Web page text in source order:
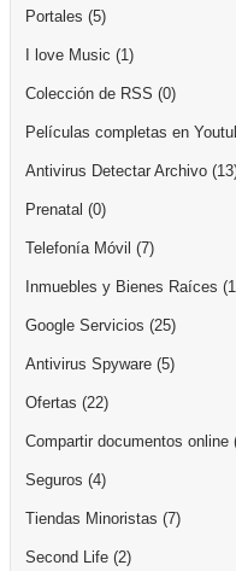
Portales (5)
I love Music (1)
Colección de RSS (0)
Películas completas en
Antivirus Detectar Archivo
Prenatal (0)
Telefonía Móvil (7)
Inmuebles y Bienes Raíces
Google Servicios (25)
Antivirus Spyware (5)
Ofertas (22)
Compartir documentos online
Seguros (4)
Tiendas Minoristas (7)
Second Life (2)